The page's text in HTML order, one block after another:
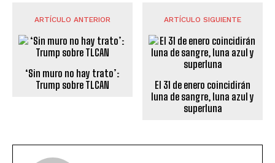
ARTÍCULO ANTERIOR
‘Sin muro no hay trato’:
Trump sobre TLCAN
ARTÍCULO SIGUIENTE
El 31 de enero coincidirán
luna de sangre, luna azul y
superluna